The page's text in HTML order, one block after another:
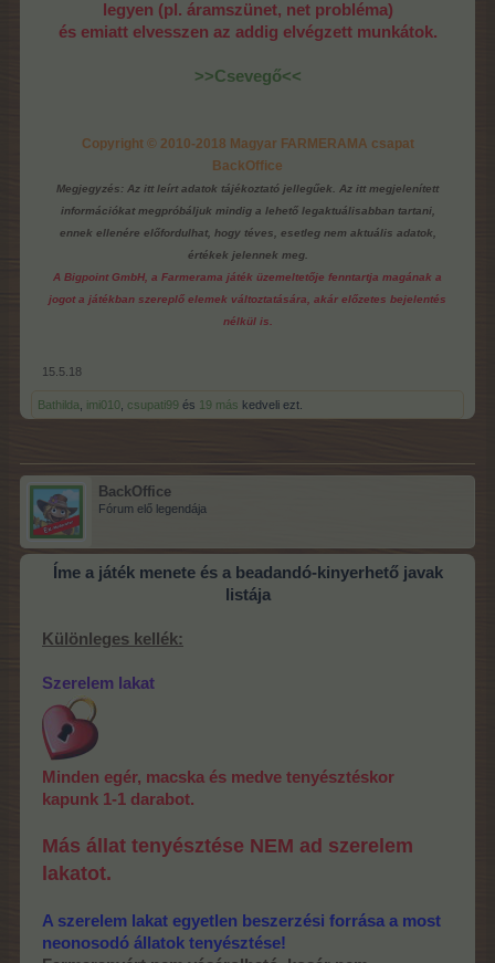
legyen (pl. áramszünet, net probléma)
és emiatt elvesszen az addig elvégzett munkátok.
>>Csevegő<<
Copyright © 2010-2018 Magyar FARMERAMA csapat
BackOffice
Megjegyzés: Az itt leírt adatok tájékoztató jellegűek. Az itt megjelenített
információkat megpróbáljuk mindig a lehető legaktuálisabban tartani,
ennek ellenére előfordulhat, hogy téves, esetleg nem aktuális adatok,
értékek jelennek meg.
A Bigpoint GmbH, a Farmerama játék üzemeltetője fenntartja magának a
jogot a játékban szereplő elemek változtatására, akár előzetes bejelentés
nélkül is.
15.5.18
Bathilda imi010 csupati99 és 19 más kedveli ezt.
BackOffice
Fórum elő legendája
Íme a játék menete és a beadandó-kinyerhető javak
listája
Különleges kellék:
Szerelem lakat
Minden egér, macska és medve tenyésztéskor
kapunk 1-1 darabot.
Más állat tenyésztése NEM ad szerelem
lakatot.
A szerelem lakat egyetlen beszerzési forrása a most
neonosodó állatok tenyésztése!